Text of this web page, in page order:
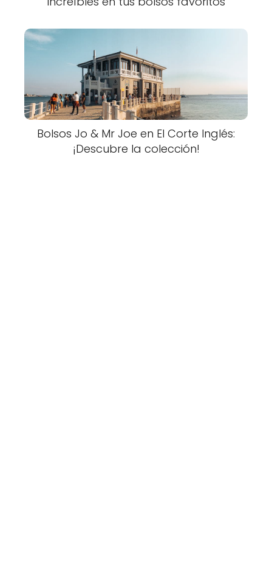
Bolsos Jo & Mr Joe en El Corte Inglés:
¡Descubre la colección!